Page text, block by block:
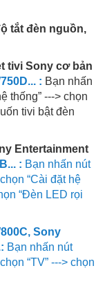
tắt đèn nguồn,
tivi Sony cơ bản
... : Bạn nhấn
thống” ---> chọn
tivi bật đèn
Entertainment
... : Bạn nhấn nút
“Cài đặt hệ
“Đèn LED rọi
, Sony
Bạn nhấn nút
“TV” ---> chọn